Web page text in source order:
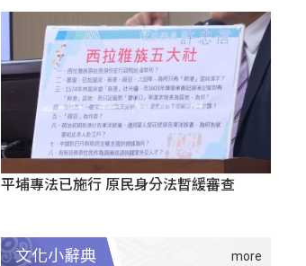
平埔專法已施行 原民身分法暫緩審查
文化小辭典